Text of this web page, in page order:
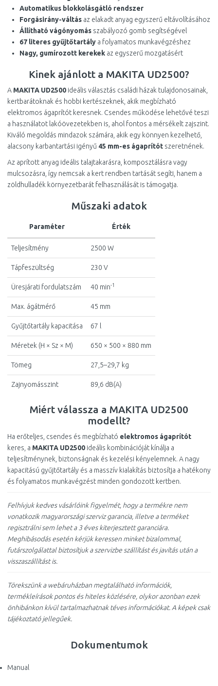
Automatikus blokkolásgátló rendszer
Forgásirány-váltás az elakadt anyag egyszerű eltávolításához
Állítható vágónyomás szabályozó gomb segítségével
67 literes gyűjtőtartály a folyamatos munkavégzéshez
Nagy, gumírozott kerekek az egyszerű mozgatásért
Kinek ajánlott a MAKITA UD2500?
A MAKITA UD2500 ideális választás családi házak tulajdonosainak,
kertbarátoknak és hobbi kertészeknek, akik megbízható
elektromos ágaprítót keresnek. Csendes működése lehetővé teszi
a használatot lakóövezetekben is, ahol fontos a mérsékelt zajszint.
Kiváló megoldás mindazok számára, akik egy könnyen kezelhető,
alacsony karbantartási igényű 45 mm-es ágaprítót szeretnének.
Az aprított anyag ideális talajtakarásra, komposztálásra vagy
mulcsozásra, így nemcsak a kert rendben tartását segíti, hanem a
zöldhulladék környezetbarát felhasználását is támogatja.
Műszaki adatok
Paraméter Érték
Teljesítmény 2500 W
Tápfeszültség 230 V
Üresjárati fordulatszám 40 min-1
Max. ágátmérő 45 mm
Gyűjtőtartály kapacitása 67 l
Méretek (H × Sz × M) 650 × 500 × 880 mm
Tömeg 27,5–29,7 kg
Zajnyomásszint 89,6 dB(A)
Miért válassza a MAKITA UD2500
modellt?
Ha erőteljes, csendes és megbízható elektromos ágaprítót
keres, a MAKITA UD2500 ideális kombinációját kínálja a
teljesítménynek, biztonságnak és kezelési kényelemnek. A nagy
kapacitású gyűjtőtartály és a masszív kialakítás biztosítja a hatékony
és folyamatos munkavégzést minden gondozott kertben.
Felhívjuk kedves vásárlóink figyelmét, hogy a termékre nem
vonatkozik magyarországi szerviz garancia, illetve a terméket
regisztrálni sem lehet a 3 éves kiterjesztett garanciára.
Meghibásodás esetén kérjük keressen minket bizalommal,
futárszolgálattal biztosítjuk a szervizbe szállítást és javítás után a
visszaszállítást is.
Törekszünk a webáruházban megtalálható információk,
termékleírások pontos és hiteles közlésére, olykor azonban ezek
önhibánkon kívül tartalmazhatnak téves információkat. A képek csak
tájékoztató jellegűek.
Dokumentumok
Manual